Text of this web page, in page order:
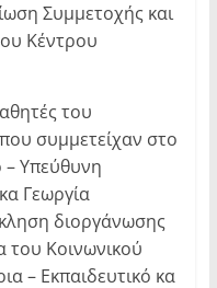
Συμμετοχής και
Κέντρου
του
συμμετείχαν στο
– Υπεύθυνη
Γεωργία
διοργάνωσης
του Κοινωνικού
– Εκπαιδευτικό κα